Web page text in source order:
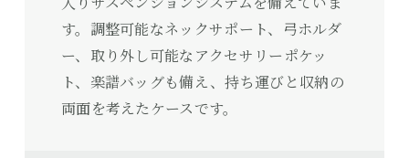
す。調整可能なネックサポート、弓ホルダ
ー、取り外し可能なアクセサリーポケッ
ト、楽譜バッグも備え、持ち運びと収納の
両面を考えたケースです。